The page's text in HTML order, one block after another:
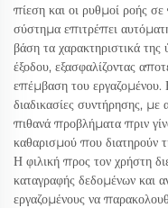
πίεση και οι ρυθμοί ροής
σύστημα επιτρέπει
βάση τα χαρακτηριστικά της
έξοδου, εξασφαλίζοντας
επέμβαση του εργαζομένου.
διαδικασίες συντήρησης,
πιθανά προβλήματα πριν
καθαρισμού που διατηρούν
Η φιλική προς τον χρήστη
καταγραφής δεδομένων και
εργαζομένους να